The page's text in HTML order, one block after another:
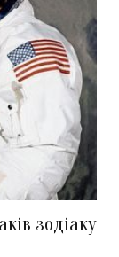
зодіаку